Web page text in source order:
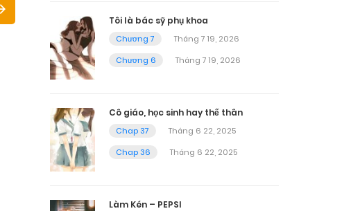
Tôi là bác sỹ phụ khoa
Chương 7
Tháng 7 19, 2026
Chương 6
Tháng 7 19, 2026
Cô giáo, học sinh hay thế thân
Chap 37
Tháng 6 22, 2025
Chap 36
Tháng 6 22, 2025
Làm Kén – PEPSI